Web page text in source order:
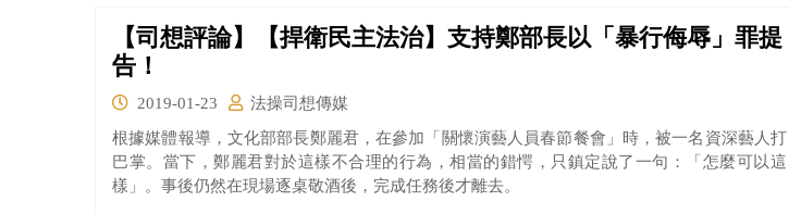
【司想評論】【捍衛民主法治】支持鄭部長以「暴行侮辱」罪提
告！
2019-01-23
法操司想傳媒
根據媒體報導，文化部部長鄭麗君，在參加「關懷演藝人員春節餐會」時，被一名資深藝人打
巴掌。當下，鄭麗君對於這樣不合理的行為，相當的錯愕，只鎮定說了一句：「怎麼可以這
樣」。事後仍然在現場逐桌敬酒後，完成任務後才離去。